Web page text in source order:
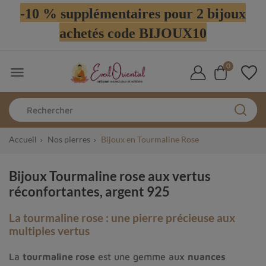
-10 % supplémentaires pour 2 bijoux
achetés code BIJOUX10
 0
Accueil Nos pierres Bijoux en Tourmaline Rose
Bijoux Tourmaline rose aux vertus
réconfortantes, argent 925
La tourmaline rose : une pierre précieuse aux
multiples vertus
La tourmaline rose est une gemme aux nuances